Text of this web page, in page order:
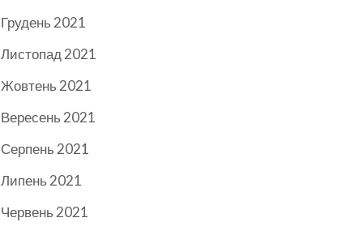
Грудень 2021
Листопад 2021
Жовтень 2021
Вересень 2021
Серпень 2021
Липень 2021
Червень 2021